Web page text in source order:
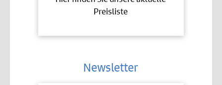
Preisliste
Newsletter